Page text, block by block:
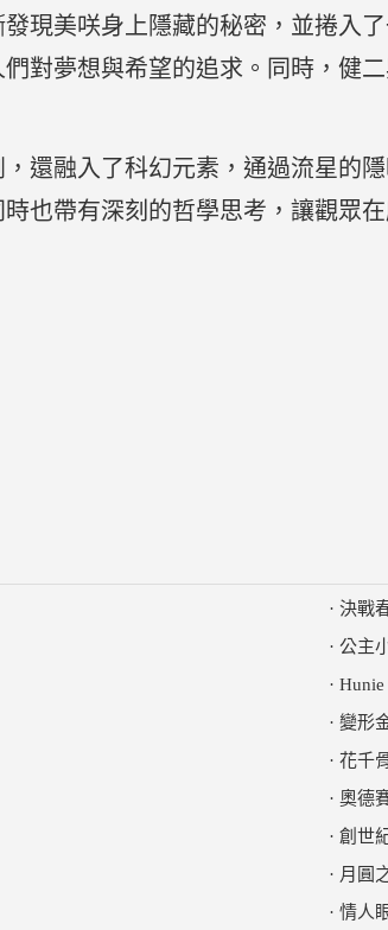
現美咲身上隱藏的秘密，並捲入
對夢想與希望的追求。同時，健
，還融入了科幻元素，通過流星的
也帶有深刻的哲學思考，讓觀眾
· 決戰
· 公主
·
· 變形
· 花千
· 奧德
· 創世
· 月圓
· 情人